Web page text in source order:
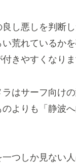
し悪しを判断
荒れているか
きやすくなりま
ラはサーフ向け
よりも「静波
一つしか見ない